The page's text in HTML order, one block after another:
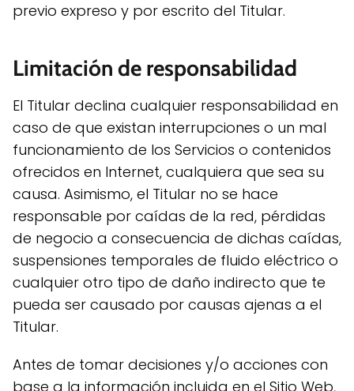
previo expreso y por escrito del Titular.
Limitación de responsabilidad
El Titular declina cualquier responsabilidad en
caso de que existan interrupciones o un mal
funcionamiento de los Servicios o contenidos
ofrecidos en Internet, cualquiera que sea su
causa. Asimismo, el Titular no se hace
responsable por caídas de la red, pérdidas
de negocio a consecuencia de dichas caídas,
suspensiones temporales de fluido eléctrico o
cualquier otro tipo de daño indirecto que te
pueda ser causado por causas ajenas a el
Titular.
Antes de tomar decisiones y/o acciones con
base a la información incluida en el Sitio Web,